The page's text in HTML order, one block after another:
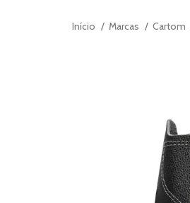
Início Marcas Cartom